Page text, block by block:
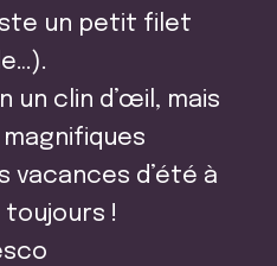
un petit filet
un clin d’œil, mais
vacances d’été à
!